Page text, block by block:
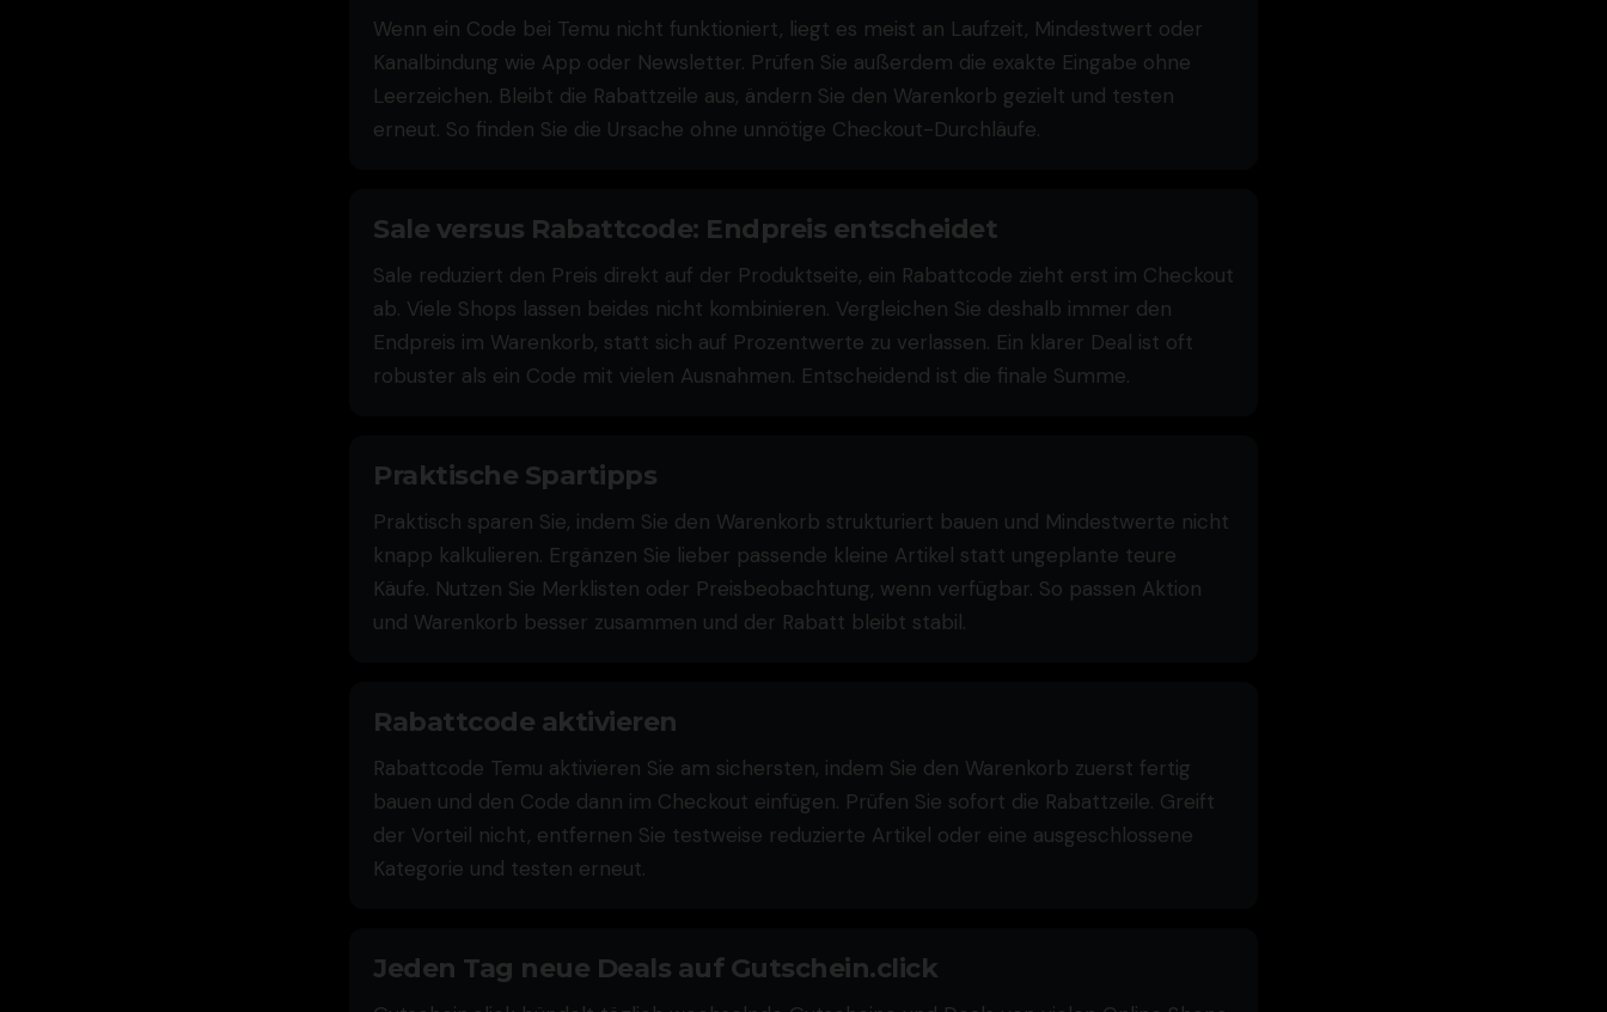
Wenn ein Code bei Temu nicht funktioniert, liegt es meist an Laufzeit, Mindestwert oder
Kanalbindung wie App oder Newsletter. Prüfen Sie außerdem die exakte Eingabe ohne
Leerzeichen. Bleibt die Rabattzeile aus, ändern Sie den Warenkorb gezielt und testen
erneut. So finden Sie die Ursache ohne unnötige Checkout-Durchläufe.
Sale versus Rabattcode: Endpreis entscheidet
Sale reduziert den Preis direkt auf der Produktseite, ein Rabattcode zieht erst im Checkout
ab. Viele Shops lassen beides nicht kombinieren. Vergleichen Sie deshalb immer den
Endpreis im Warenkorb, statt sich auf Prozentwerte zu verlassen. Ein klarer Deal ist oft
robuster als ein Code mit vielen Ausnahmen. Entscheidend ist die finale Summe.
Praktische Spartipps
Praktisch sparen Sie, indem Sie den Warenkorb strukturiert bauen und Mindestwerte nicht
knapp kalkulieren. Ergänzen Sie lieber passende kleine Artikel statt ungeplante teure
Käufe. Nutzen Sie Merklisten oder Preisbeobachtung, wenn verfügbar. So passen Aktion
und Warenkorb besser zusammen und der Rabatt bleibt stabil.
Rabattcode aktivieren
Rabattcode Temu aktivieren Sie am sichersten, indem Sie den Warenkorb zuerst fertig
bauen und den Code dann im Checkout einfügen. Prüfen Sie sofort die Rabattzeile. Greift
der Vorteil nicht, entfernen Sie testweise reduzierte Artikel oder eine ausgeschlossene
Kategorie und testen erneut.
Jeden Tag neue Deals auf Gutschein.click